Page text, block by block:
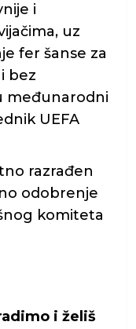
i
uz
fer šanse za
bez
međunarodni
UEFA
razrađen
odobrenje
komiteta
i želiš